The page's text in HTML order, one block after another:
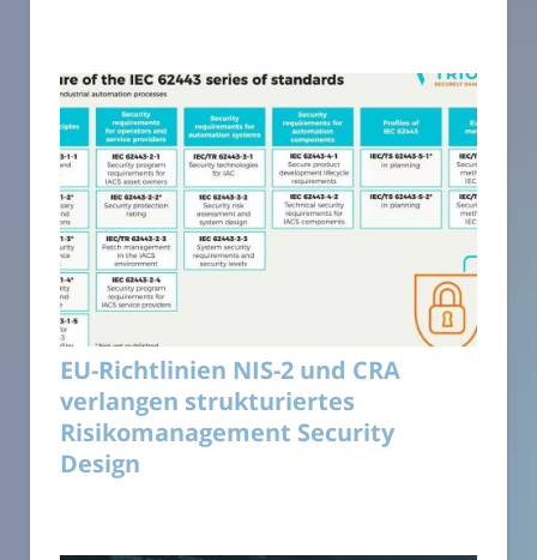
EU-Richtlinien NIS-2 und CRA
verlangen strukturiertes
Risikomanagement Security
Design